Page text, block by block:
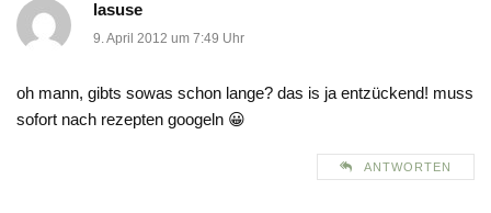
lasuse
9. April 2012 um 7:49 Uhr
oh mann, gibts sowas schon lange? das is ja entzückend! muss
sofort nach rezepten googeln 😀
ANTWORTEN